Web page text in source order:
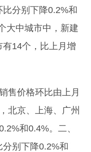
分别下降0.2%和
大中城市中，新建
14个，比上月增
价格环比由上月
北京、上海、广州
和0.4%。二、
别下降0.2%和